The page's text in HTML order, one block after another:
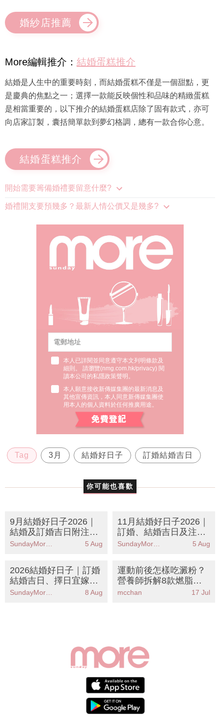
婚紗店推薦
More編輯推介： 結婚蛋糕推介
結婚是人生中的重要時刻，而結婚蛋糕不僅是一個甜點，更
是慶典的焦點之一；選擇一款能反映個性和品味的精緻蛋糕
是相當重要的，以下推介的結婚蛋糕店除了固有款式，亦可
向店家訂製，囊括簡單款到夢幻格調，總有一款合你心意。
結婚蛋糕推介
開始需要籌備婚禮要留意什麼?
婚禮開支要預幾多？最新人情公價又是幾多?
本人已詳閱並同意遵守本文列明條款及
細則。 請瀏覽(nmg.com.hk/privacy) 閱
讀本公司的私隱政策聲明。
本人願意接收新傳媒集團的最新消息及
其他宣傳資訊，本人同意新傳媒集團使
用本人的個人資料於任何推廣用途。
Tag 3月 結婚好日子 訂婚結婚吉日
你可能也喜歡
9月結婚好日子2026｜
結婚及訂婚吉日附注意
事項
5 Aug
11月結婚好日子2026｜
訂婚、結婚吉日及注意
事項
5 Aug
2026結婚好日子｜訂婚
結婚吉日、擇日宜嫁娶
日子及17個須知
SundayMore編輯部 8 Aug
運動前後怎樣吃澱粉？
營養師拆解8款燃脂修
復碳水食物丨食錯時間
mcchan 17 Jul